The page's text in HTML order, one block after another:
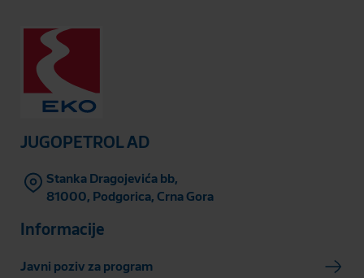
JUGOPETROL AD
Stanka Dragojevića bb,
81000, Podgorica, Crna Gora
Informacije
Javni poziv za program